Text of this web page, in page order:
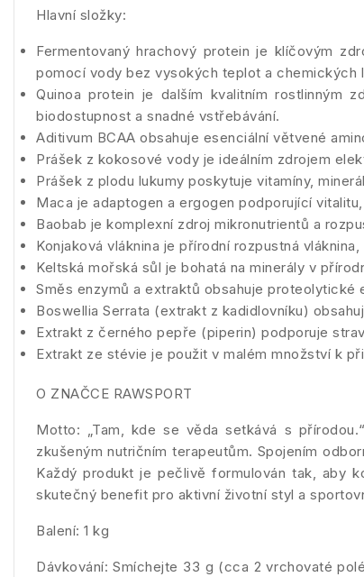
Hlavní složky:
Fermentovaný hrachový protein je klíčovým
pomocí vody bez vysokých teplot a
Quinoa protein je dalším kvalitním rostlinným
biodostupnost a snadné vstřebávání.
Aditivum BCAA obsahuje esenciální větvené
Prášek z kokosové vody je ideálním zdrojem
Prášek z plodu lukumy poskytuje vitamíny,
Maca je adaptogen a ergogen podporující
Baobab je komplexní zdroj mikronutrientů a
Konjaková vláknina je přírodní rozpustná
Keltská mořská sůl je bohatá na minerály v
Směs enzymů a extraktů obsahuje
Boswellia Serrata (extrakt z kadidlovníku)
Extrakt z černého pepře (piperin) podporuje
Extrakt ze stévie je použit v malém množství k
O ZNAČCE RAWSPORT
Motto: „Tam, kde se věda setkává s
zkušeným nutričním terapeutům. Spojením
Každý produkt je pečlivě formulován tak, aby
skutečný benefit pro aktivní životní styl a
Balení: 1 kg
Dávkování: Smíchejte 33 g (cca 2 vrchovaté